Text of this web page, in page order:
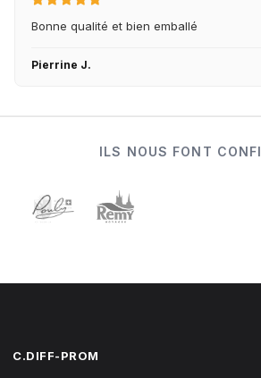
Bonne qualité et bien emballé
Pierrine J.
ILS NOUS FONT
C.DIFF-PROM